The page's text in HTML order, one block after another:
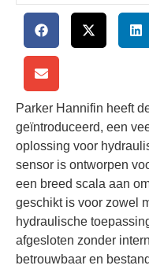
Parker Hannifin heeft
geïntroduceerd, een
oplossing voor
sensor is ontworpen
een breed scala aan
geschikt is voor zowel
hydraulische
afgesloten zonder
betrouwbaar en